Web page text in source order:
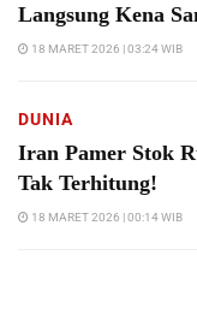
Langsung Kena
18 MARET 2026 | 03:24 WIB
DUNIA
Iran Pamer Stok
Tak Terhitung!
18 MARET 2026 | 00:14 WIB